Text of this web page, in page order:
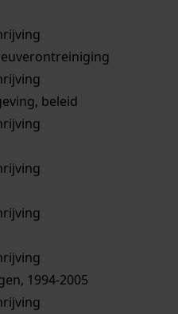
beleid
1994-2005